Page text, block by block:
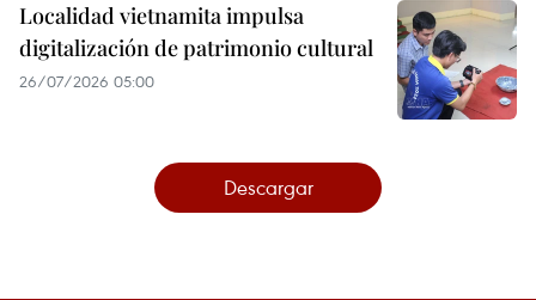
Localidad vietnamita impulsa
digitalización de patrimonio cultural
26/07/2026 05:00
Descargar